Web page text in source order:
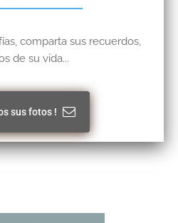
comparta sus recuerdos,
de su vida...
sus fotos !